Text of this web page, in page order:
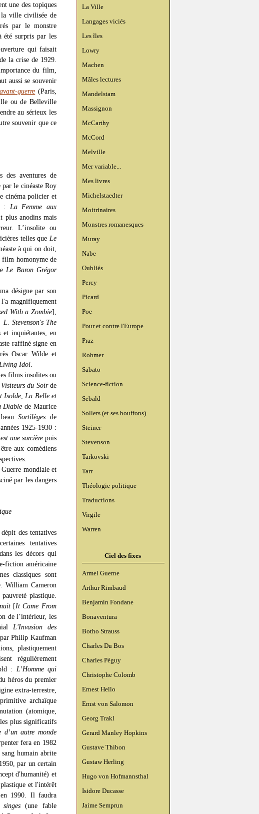
La Ville
Langages viciés
Les îles
Lowry
Machen
Mâles lectures
Mandelstam
Massignon
McCarthy
McCord
Melville
Mer variable...
Mes livres
Michelstaedter
Moitrinaires
Monstres romanesques
Muray
Nabe
Oubliés
Percy
Picard
Poe
Pour et contre l'Europe
Praz
Rohmer
Sabato
Science-fiction
Sebald
Sollers (et ses bouffons)
Steiner
Stevenson
Tarkovski
Tarr
Théologie politique
Traductions
Virgile
Warren
Ciel des fixes
Armel Guerne
Arthur Rimbaud
Benjamin Fondane
Bonaventura
Botho Strauss
Charles Du Bos
Charles Péguy
Christophe Colomb
Ernest Hello
Ernst von Salomon
Georg Trakl
Gerard Manley Hopkins
Gustave Thibon
Gustaw Herling
Hugo von Hofmannsthal
Isidore Ducasse
Jaime Semprun
une des topiques
la ville civilisée de
par le monstre
surpris par les
qui faisait
la crise de 1929.
du film,
aussi se souvenir
guerre (Paris,
ou de Belleville
au sérieux les
souvenir que ce
des aventures de
le cinéaste Roy
cinéma policier et
: La Femme aux
plus anodins mais
L’insolite ou
telles que Le
à qui on doit,
film homonyme de
Le Baron Grégor
désigne par son
l'a magnifiquement
With a Zombie],
L. Stevenson's The
inquiétantes, en
raffiné signe en
Oscar Wilde et
Idol
films insolites ou
Visiteurs du Soirde
Isolde, La Belle et
Diable de Maurice
beauSortilèges de
1925-1930 :
une sorcièrepuis
aux comédiens
mondiale et
par les dangers
des tentatives
tentatives
les décors qui
fiction américaine
classiques sont
William Cameron
plastique.
[It Came From
de l’intérieur, les
L'Invasion des
Philip Kaufman
plastiquement
régulièrement
: L’Homme qui
héros du premier
extra-terrestre,
archaïque
(atomique,
plus significatifs
d’un autre monde
fera en 1982
humain abrite
par un certain
d'humanité) et
et l'intérêt
1990. Il faudra
(une fable